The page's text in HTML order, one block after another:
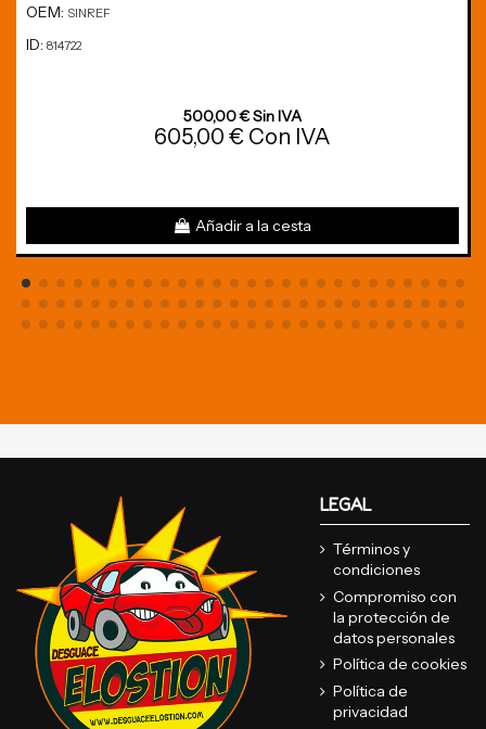
OEM: SINREF
ID: 814722
500,00 € Sin IVA
605,00 € Con IVA
Añadir a la cesta
LEGAL
Términos y
condiciones
Compromiso con
la protección de
datos personales
Política de cookies
Política de
privacidad